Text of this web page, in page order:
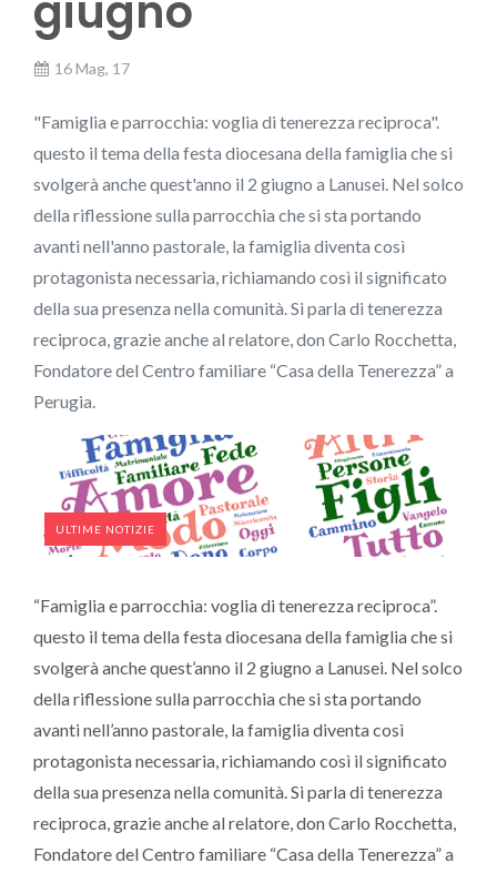
giugno
16 Mag, 17
"Famiglia e parrocchia: voglia di tenerezza reciproca".
questo il tema della festa diocesana della famiglia che si
svolgerà anche quest'anno il 2 giugno a Lanusei. Nel solco
della riflessione sulla parrocchia che si sta portando
avanti nell'anno pastorale, la famiglia diventa così
protagonista necessaria, richiamando così il significato
della sua presenza nella comunità. Si parla di tenerezza
reciproca, grazie anche al relatore, don Carlo Rocchetta,
Fondatore del Centro familiare “Casa della Tenerezza” a
Perugia.
ULTIME NOTIZIE
“Famiglia e parrocchia: voglia di tenerezza reciproca”.
questo il tema della festa diocesana della famiglia che si
svolgerà anche quest’anno il 2 giugno a Lanusei. Nel solco
della riflessione sulla parrocchia che si sta portando
avanti nell’anno pastorale, la famiglia diventa così
protagonista necessaria, richiamando così il significato
della sua presenza nella comunità. Si parla di tenerezza
reciproca, grazie anche al relatore, don Carlo Rocchetta,
Fondatore del Centro familiare “Casa della Tenerezza” a